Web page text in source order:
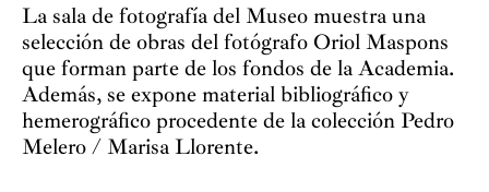
La sala de fotografía del Museo muestra una
selección de obras del fotógrafo Oriol Maspons
que forman parte de los fondos de la Academia.
Además, se expone material bibliográfico y
hemerográfico procedente de la colección Pedro
Melero / Marisa Llorente.